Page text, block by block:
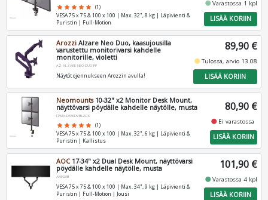
star star star star star (1)
VESA 75 x 75 & 100 x 100 | Max. 32", 8 kg | Läpivienti &
Puristin | Full-Motion
fiber_manual_recordVarastossa 1 kpl
LISÄÄ KORIIN
Arozzi Alzare Neo Duo, kaasujousilla
varustettu monitorivarsi kahdelle
monitorille, violetti
AZ-ALZARE-NEO-DUO-PP
Näytöt ojennukseen Arozzin avulla!
89,90 €
fiber_manual_recordTulossa, arvio 13.08
LISÄÄ KORIIN
Neomounts10-32" x2 Monitor Desk Mount,
näyttövarsi pöydälle kahdelle näytölle, musta
FPMA-D550DVBLACK
star star star star star (1)
VESA 75 x 75 & 100 x 100 | Max. 32", 6 kg | Läpivienti &
Puristin | Kallistus
80,90 €
fiber_manual_record Ei varastossa
LISÄÄ KORIIN
AOC17-34" x2 Dual Desk Mount, näyttövarsi
pöydälle kahdelle näytölle, musta
AM420B
VESA 75 x 75 & 100 x 100 | Max. 34", 9 kg | Läpivienti &
Puristin | Full-Motion | Jousi
101,90 €
fiber_manual_recordVarastossa 4 kpl
LISÄÄ KORIIN